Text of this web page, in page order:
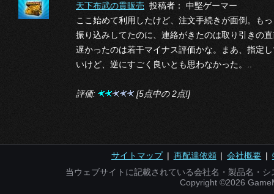
天下布武の貫販売 投稿者： 中堅ゲーマー
ここ始めて利用したけど、注文手続きが面倒。も
振り込みしてたのに、連絡がきたのは取り引きの
遅かったのは若干マイナス評価かな。まあ、指定
いけど、逆にすごく良いとも思わなかった。..
評価: [5点中の 2点!]
サイトマップ| 再配達依頼|会社概要 |
当ウェブサイトに記載されている会社名・製品名・
Copyright ©2026